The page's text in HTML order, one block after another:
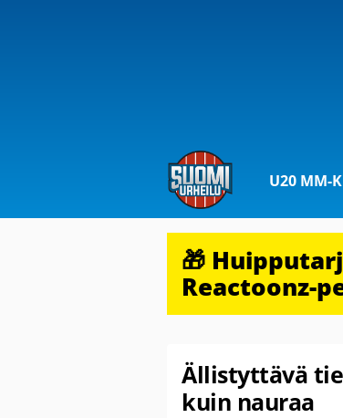
U20 MM-
🎁
Reactoonz-
Ällistyttävä
kuin nauraa